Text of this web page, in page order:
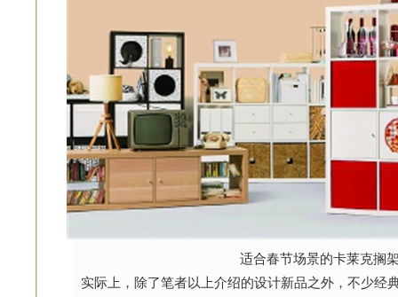
适合春节场景的卡莱克搁
实际上，除了笔者以上介绍的设计新品之外，不少经